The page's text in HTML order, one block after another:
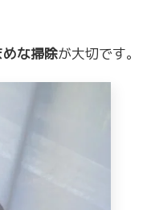
めな掃除が大切です。